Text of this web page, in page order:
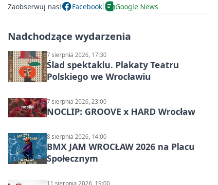
Zaobserwuj nas! Facebook Google News
Nadchodzące wydarzenia
7 sierpnia 2026, 17:30
Ślad spektaklu. Plakaty Teatru
Polskiego we Wrocławiu
7 sierpnia 2026, 23:00
NOCLIP: GROOVE x HARD Wrocław
8 sierpnia 2026, 14:00
BMX JAM WROCŁAW 2026 na Placu
Społecznym
11 sierpnia 2026, 19:00